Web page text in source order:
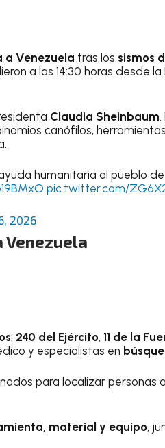
Venezuela tras los sismos
a las 14:30 horas desde
Claudia Sheinbaum
canófilos,
humanitaria al pueblo
pic.twitter.com/
2026
Venezuela
: 240 del Ejército, 11 de la
y especialistas en
para localizar personas
material y equipo,